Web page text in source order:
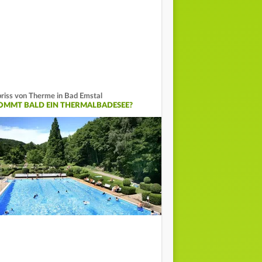
von Therme in Bad Emstal
BALD EIN THERMALBADESEE?